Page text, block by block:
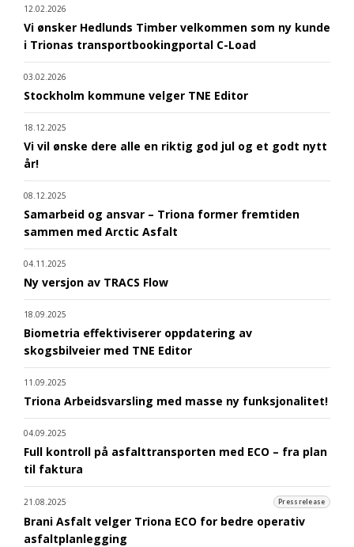
12.02.2026
Vi ønsker Hedlunds Timber velkommen som ny kunde
i Trionas transportbookingportal C-Load
03.02.2026
Stockholm kommune velger TNE Editor
18.12.2025
Vi vil ønske dere alle en riktig god jul og et godt nytt
år!
08.12.2025
Samarbeid og ansvar – Triona former fremtiden
sammen med Arctic Asfalt
04.11.2025
Ny versjon av TRACS Flow
18.09.2025
Biometria effektiviserer oppdatering av
skogsbilveier med TNE Editor
11.09.2025
Triona Arbeidsvarsling med masse ny funksjonalitet!
04.09.2025
Full kontroll på asfalttransporten med ECO – fra plan
til faktura
21.08.2025 Pressrelease
Brani Asfalt velger Triona ECO for bedre operativ
asfaltplanlegging